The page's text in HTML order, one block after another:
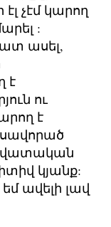
չէմ կարող
:
ասել,
է
ու
է
կյանք:
ավելի լավ